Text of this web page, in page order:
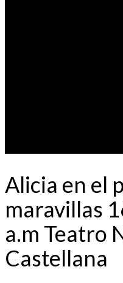
Alicia en el
maravillas
a.m Teatro
Castellana